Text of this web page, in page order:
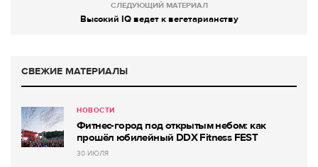
СЛЕДУЮЩИЙ МАТЕРИАЛ
Высокий IQ ведет к вегетарианству
СВЕЖИЕ МАТЕРИАЛЫ
НОВОСТИ
Фитнес-город под открытым небом: как
прошёл юбилейный DDX Fitness FEST
30 ИЮЛЯ